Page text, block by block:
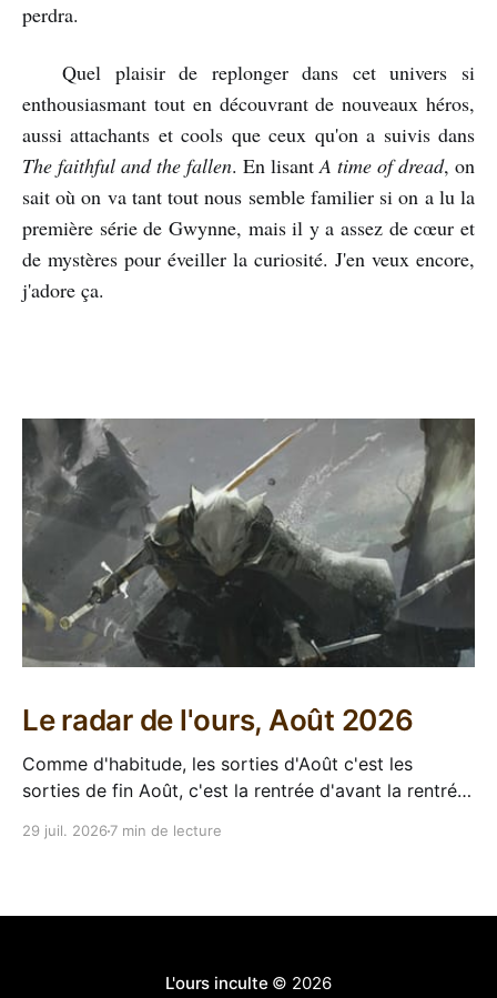
perdra.
Quel plaisir de replonger dans cet univers si
enthousiasmant tout en découvrant de nouveaux héros,
aussi attachants et cools que ceux qu'on a suivis dans
The faithful and the fallen. En lisantA time of dread, on
sait où on va tant tout nous semble familier si on a lu la
première série de Gwynne, mais il y a assez de cœur et
de mystères pour éveiller la curiosité. J'en veux encore,
j'adore ça.
Le radar de l'ours, Août 2026
Comme d'habitude, les sorties d'Août c'est les
sorties de fin Août, c'est la rentrée d'avant la rentrée,
29 juil. 2026 7 min de lecture
L'ours inculte © 2026